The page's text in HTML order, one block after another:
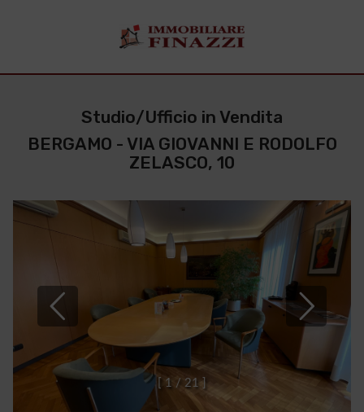
Studio/Ufficio in Vendita
BERGAMO - VIA GIOVANNI E RODOLFO
ZELASCO, 10
1 / 2 1 ]